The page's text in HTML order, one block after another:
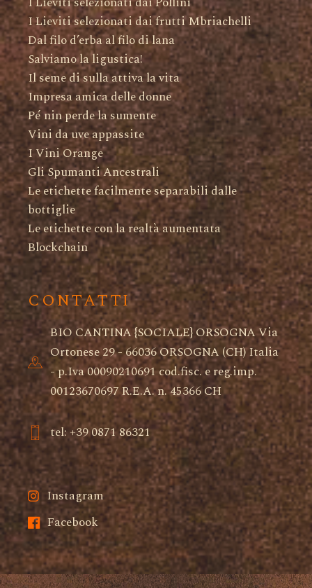
I Lieviti selezionati dai frutti Mbriachelli
Dal filo d’erba al filo di lana
Salviamo la ligustica!
Il seme di sulla attiva la vita
Impresa amica delle donne
Pé nin perde la sumente
Vini da uve appassite
I Vini Orange
Gli Spumanti Ancestrali
Le etichette facilmente separabili dalle
bottiglie
Le etichette con la realtà aumentata
Blockchain
CONTATTI
BIO CANTINA {SOCIALE} ORSOGNA Via
Ortonese 29 - 66036 ORSOGNA (CH) Italia
- p.Iva 00090210691 cod.fisc. e reg.imp.
00123670697 R.E.A. n. 45366 CH
tel: +39 0871 86321
Instagram
Facebook